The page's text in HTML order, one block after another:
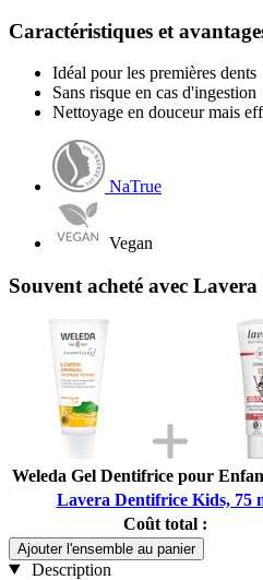
Caractéristiques et
Idéal pour les premières dents
Sans risque en cas d'ingestion
Nettoyage en douceur mais
NaTrue
Vegan
Souvent acheté avec
Weleda Gel Dentifrice pour
Lavera Dentifrice Kids, 75
Coût total :
Ajouter l'ensemble au panier
Description